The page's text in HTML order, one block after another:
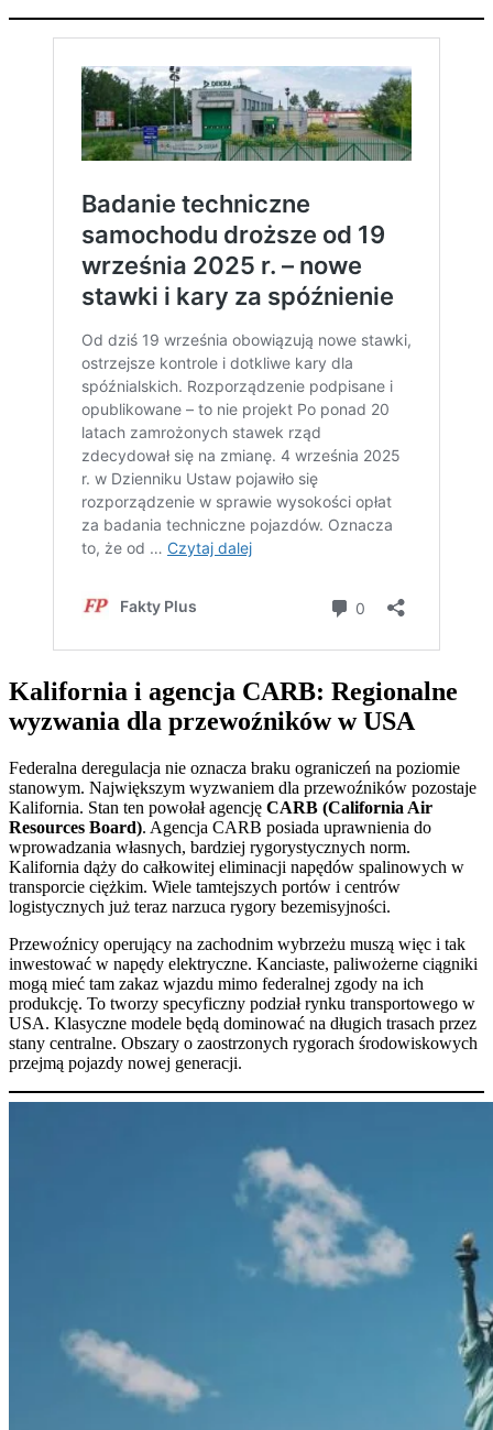
Kalifornia i agencja CARB: Regionalne
wyzwania dla przewoźników w USA
Federalna deregulacja nie oznacza braku ograniczeń na poziomie
stanowym. Największym wyzwaniem dla przewoźników pozostaje
Kalifornia. Stan ten powołał agencję CARB (California Air
Resources Board). Agencja CARB posiada uprawnienia do
wprowadzania własnych, bardziej rygorystycznych norm.
Kalifornia dąży do całkowitej eliminacji napędów spalinowych w
transporcie ciężkim. Wiele tamtejszych portów i centrów
logistycznych już teraz narzuca rygory bezemisyjności.
Przewoźnicy operujący na zachodnim wybrzeżu muszą więc i tak
inwestować w napędy elektryczne. Kanciaste, paliwożerne ciągniki
mogą mieć tam zakaz wjazdu mimo federalnej zgody na ich
produkcję. To tworzy specyficzny podział rynku transportowego w
USA. Klasyczne modele będą dominować na długich trasach przez
stany centralne. Obszary o zaostrzonych rygorach środowiskowych
przejmą pojazdy nowej generacji.